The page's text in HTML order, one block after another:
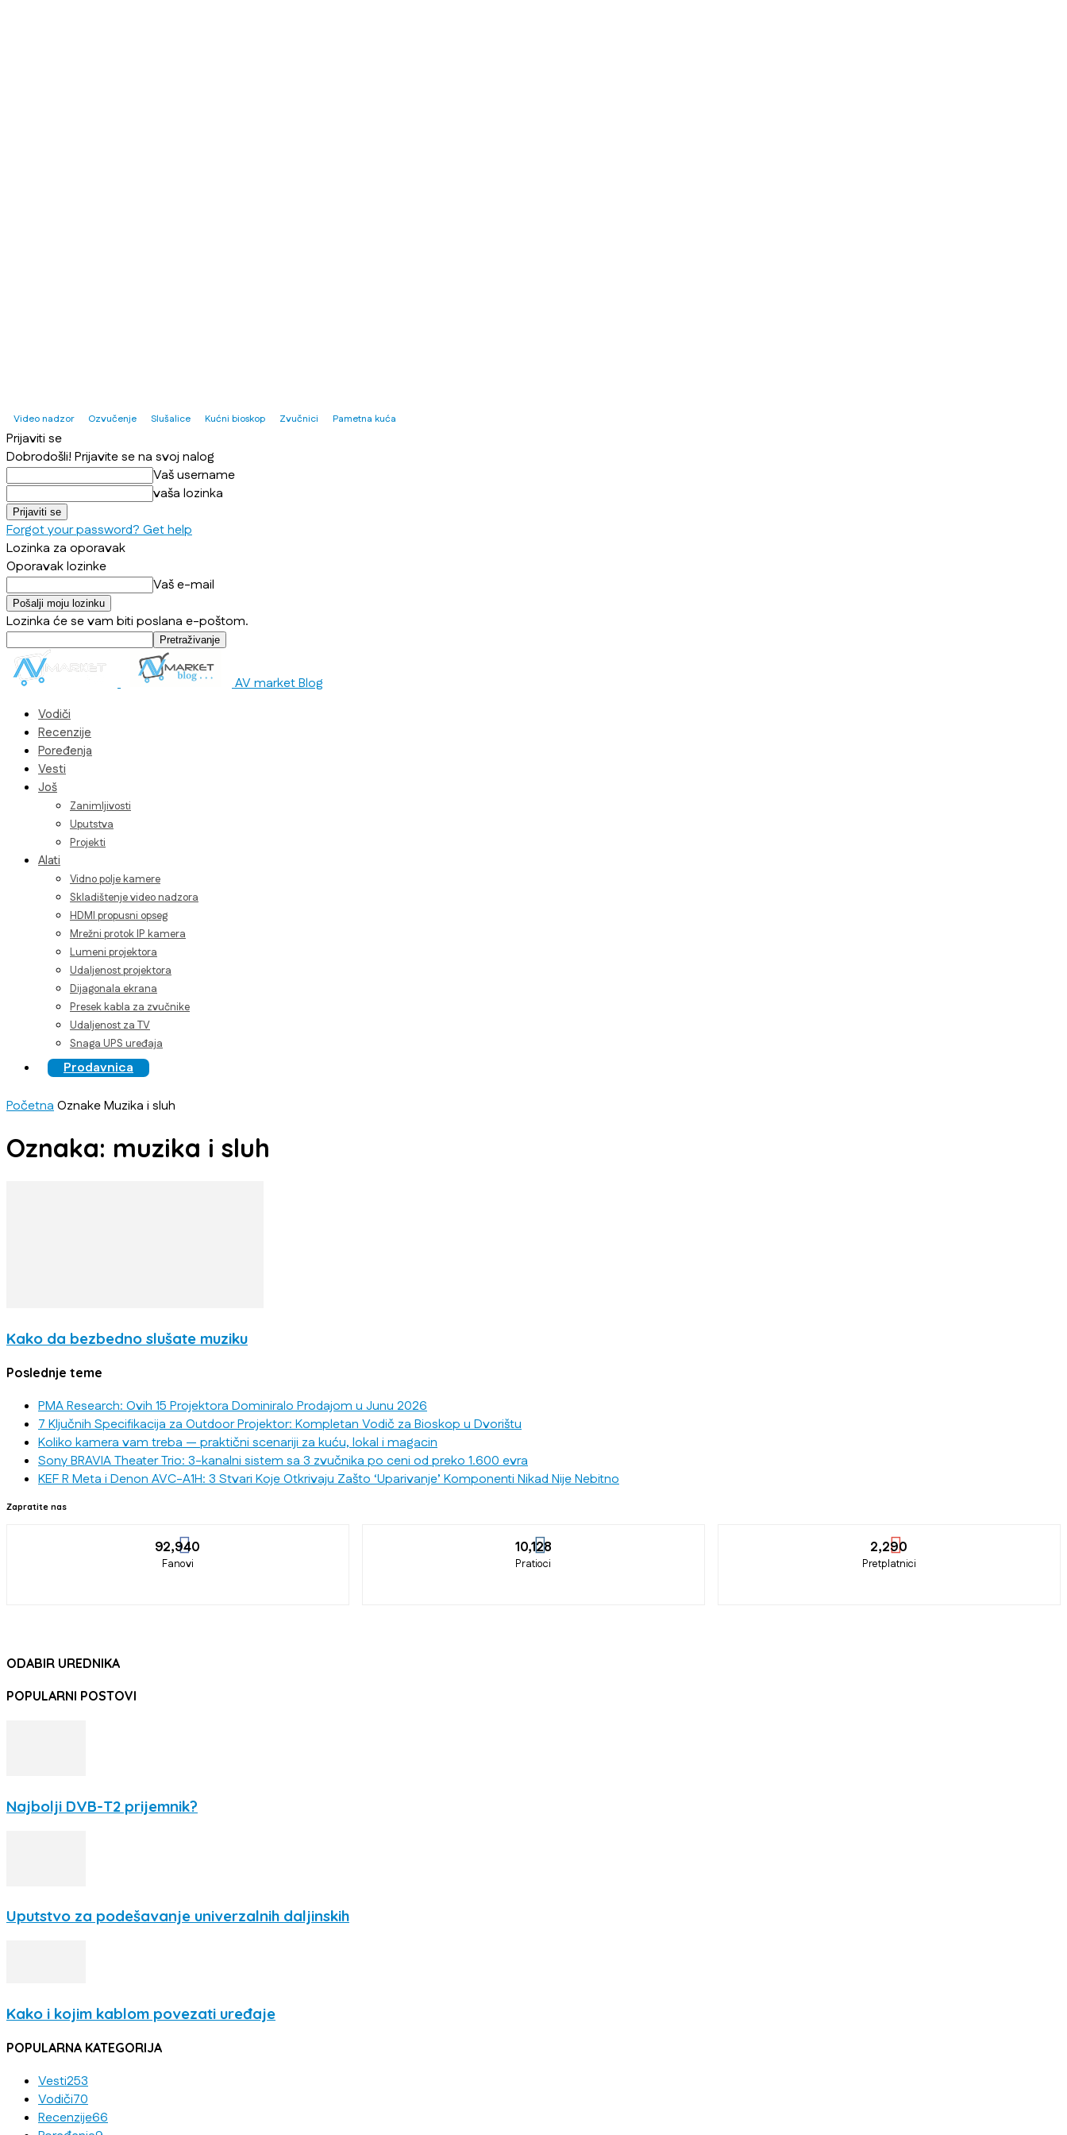
Video nadzor Ozvučenje Slušalice Kućni bioskop Zvučnici Pametna kuća
Prijaviti se
Dobrodošli! Prijavite se na svoj nalog
Vaš username
vaša lozinka
Forgot your password? Get help
Lozinka za oporavak
Oporavak lozinke
Vaš e-mail
Lozinka će se vam biti poslana e-poštom.
AV market Blog
Vodiči
Recenzije
Poređenja
Vesti
Još
Zanimljivosti
Uputstva
Projekti
Alati
Vidno polje kamere
Skladištenje video nadzora
HDMI propusni opseg
Mrežni protok IP kamera
Lumeni projektora
Udaljenost projektora
Dijagonala ekrana
Presek kabla za zvučnike
Udaljenost za TV
Snaga UPS uređaja
Prodavnica
PočetnaOznakeMuzika i sluh
Oznaka: muzika i sluh
Kako da bezbedno slušate muziku
Poslednje teme
PMA Research: Ovih 15 Projektora Dominiralo Prodajom u Junu 2026
7 Ključnih Specifikacija za Outdoor Projektor: Kompletan Vodič za Bioskop u Dvorištu
Koliko kamera vam treba — praktični scenariji za kuću, lokal i magacin
Sony BRAVIA Theater Trio: 3-kanalni sistem sa 3 zvučnika po ceni od preko 1.600 evra
KEF R Meta i Denon AVC-A1H: 3 Stvari Koje Otkrivaju Zašto ‘Uparivanje’ Komponenti Nikad Nije Nebitno
Zapratite nas
92,940
Fanovi
10,128
Pratioci
2,290
Pretplatnici
ODABIR UREDNIKA
POPULARNI POSTOVI
Najbolji DVB-T2 prijemnik?
Uputstvo za podešavanje univerzalnih daljinskih
Kako i kojim kablom povezati uređaje
POPULARNA KATEGORIJA
Vesti253
Vodiči70
Recenzije66